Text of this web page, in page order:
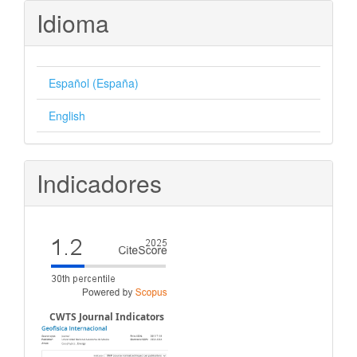
Idioma
Español (España)
English
Indicadores
CWTS Journal Indicators